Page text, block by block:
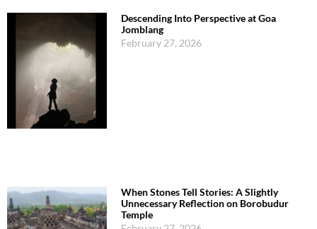
Descending Into Perspective at Goa
Jomblang
February 27, 2026
When Stones Tell Stories: A Slightly
Unnecessary Reflection on Borobudur
Temple